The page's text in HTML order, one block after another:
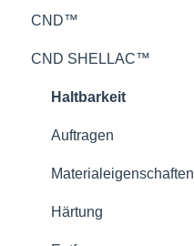
CND™
Retention™
CND™ Brisa
Nailcare
Theorie
CND SHELLAC™
Haltbarkeit
Auftragen
Materialeigenschaften
Härtung